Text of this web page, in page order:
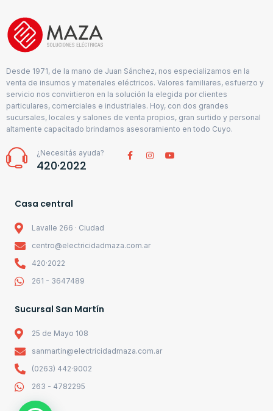
Desde 1971, de la mano de Juan Sánchez, nos especializamos en la
venta de insumos y materiales eléctricos. Valores familiares, esfuerzo y
servicio nos convirtieron en la solución la elegida por clientes
particulares, comerciales e industriales. Hoy, con dos grandes
sucursales, locales y salones de venta propios, gran surtido y personal
altamente capacitado brindamos asesoramiento en todo Cuyo.
¿Necesitás ayuda?
420·2022
Casa central
Lavalle 266 · Ciudad
centro@electricidadmaza.com.ar
420·2022
261 - 3647489
Sucursal San Martín
25 de Mayo 108
sanmartin@electricidadmaza.com.ar
(0263) 442·9002
263 - 4782295